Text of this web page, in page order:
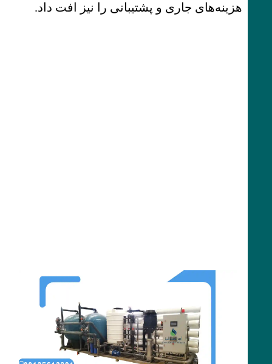
هزینه‌های جاری و پشتیبانی را نیز افت داد.